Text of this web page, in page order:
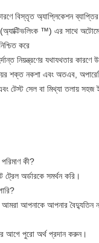
বিস্তৃত অ্যাপ্লিকেশন
™) এর সাথে
করে
নিয়ন্ত্রণের যথাযথতার
শক্ত নকশা এবং অতএব,
টেস্ট সেল বা মিথ্যা তলায় সহজ
কী?
অর্ডারকে সমর্থন করি।
আপনাকে আপনার বৈদ্যুতিন
আগে পুরো অর্থ প্রদান করুন।